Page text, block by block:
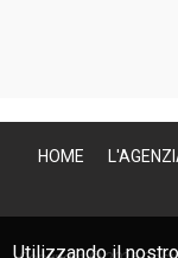
HOME
Utilizzando il